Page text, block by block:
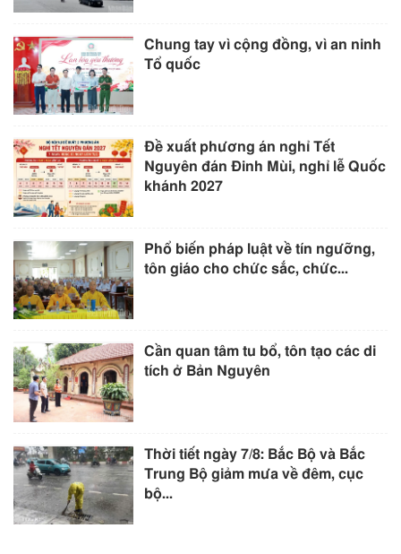
Chung tay vì cộng đồng, vì an ninh
Tổ quốc
Đề xuất phương án nghỉ Tết
Nguyên đán Đinh Mùi, nghỉ lễ Quốc
khánh 2027
Phổ biến pháp luật về tín ngưỡng,
tôn giáo cho chức sắc, chức...
Cần quan tâm tu bổ, tôn tạo các di
tích ở Bản Nguyên
Thời tiết ngày 7/8: Bắc Bộ và Bắc
Trung Bộ giảm mưa về đêm, cục
bộ...